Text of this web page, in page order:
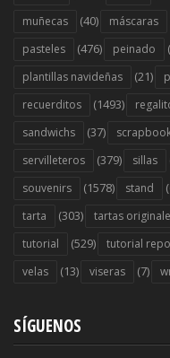
muñecas (40) máscaras
pasteles (476) peinado
plantillas navideñas (21)
recuerditos (1493)
sandwichs (37)
servilleteros (379) sillas
souvenirs (1578) stand
tarta (303) tartas
tutorial (529) tutorial
velas (13) viseras (7)
SÍGUENOS